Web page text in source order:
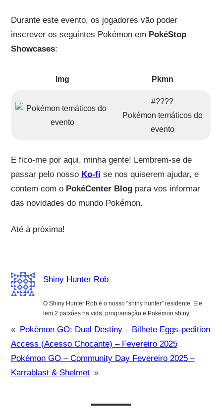
Durante este evento, os jogadores vão poder
inscrever os seguintes Pokémon em PokéStop
Showcases:
Img Pkmn
#????
Pokémon temáticos do
evento
E fico-me por aqui, minha gente! Lembrem-se de
passar pelo nosso Ko-fi se nos quiserem ajudar, e
contem com o PokéCenter Blogpara vos informar
das novidades do mundo Pokémon.
Até à próxima!
Shiny Hunter Rob
O Shiny Hunter Rob é o nosso “shiny hunter” residente. Ele
tem 2 paixões na vida, programação e Pokémon shiny.
«
Pokémon GO: Dual Destiny – Bilhete Eggs-pedition
Access (Acesso Chocante) – Fevereiro 2025
Pokémon GO – Community Day Fevereiro 2025 –
Karrablast & Shelmet »